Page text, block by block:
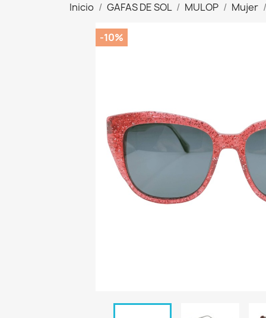
Inicio GAFAS DE SOL MULOP Mujer
-10%